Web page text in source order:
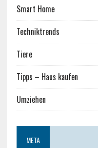
Smart Home
Techniktrends
Tiere
Tipps – Haus kaufen
Umziehen
META